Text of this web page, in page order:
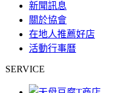
新聞訊息
關於協會
在地人推薦好店
活動行事曆
SERVICE